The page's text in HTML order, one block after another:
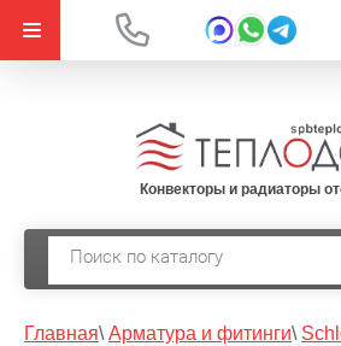
Конвекторы и радиаторы
Главная\ Арматура и фитинги\